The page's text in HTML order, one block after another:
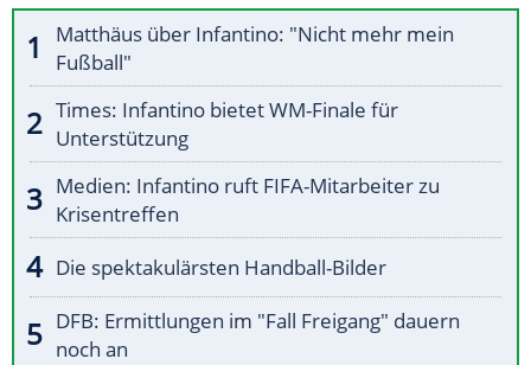
Matthäus über Infantino: "Nicht mehr mein
Fußball"
Times: Infantino bietet WM-Finale für
Unterstützung
Medien: Infantino ruft FIFA-Mitarbeiter zu
Krisentreffen
Die spektakulärsten Handball-Bilder
DFB: Ermittlungen im "Fall Freigang" dauern
noch an